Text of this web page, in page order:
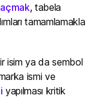
, tabela
tamamlamakla
isim ya da sembol
ismi ve
yapılması kritik